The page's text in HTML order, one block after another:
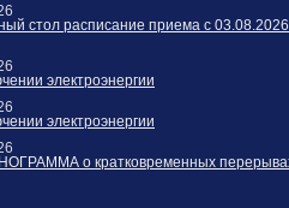
стол расписание приема с 03.08.2026
электроэнергии
электроэнергии
о кратковременных